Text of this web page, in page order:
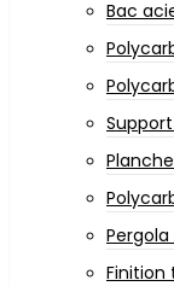
Bac
Finition